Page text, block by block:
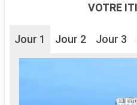
VOTRE
Jour 1 Jour 2 Jour 3